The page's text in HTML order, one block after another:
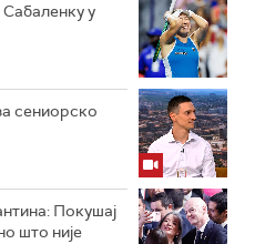
у
сениорско
Покушај
што није